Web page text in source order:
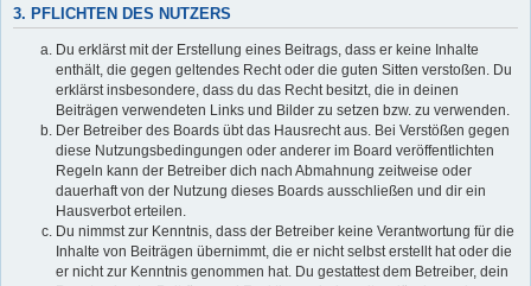
3. PFLICHTEN DES NUTZERS
Du erklärst mit der Erstellung eines Beitrags, dass er keine Inhalte
enthält, die gegen geltendes Recht oder die guten Sitten verstoßen. Du
erklärst insbesondere, dass du das Recht besitzt, die in deinen
Beiträgen verwendeten Links und Bilder zu setzen bzw. zu verwenden.
Der Betreiber des Boards übt das Hausrecht aus. Bei Verstößen gegen
diese Nutzungsbedingungen oder anderer im Board veröffentlichten
Regeln kann der Betreiber dich nach Abmahnung zeitweise oder
dauerhaft von der Nutzung dieses Boards ausschließen und dir ein
Hausverbot erteilen.
Du nimmst zur Kenntnis, dass der Betreiber keine Verantwortung für die
Inhalte von Beiträgen übernimmt, die er nicht selbst erstellt hat oder die
er nicht zur Kenntnis genommen hat. Du gestattest dem Betreiber, dein